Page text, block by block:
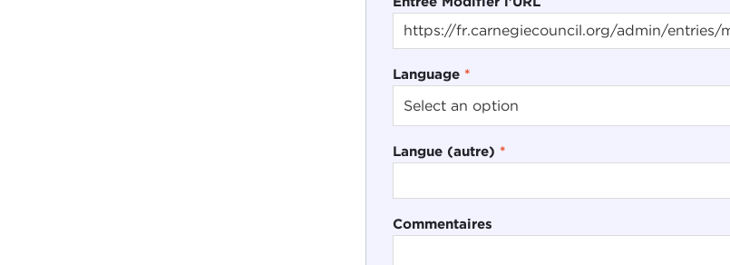
Language *
Langue (autre) *
Commentaires